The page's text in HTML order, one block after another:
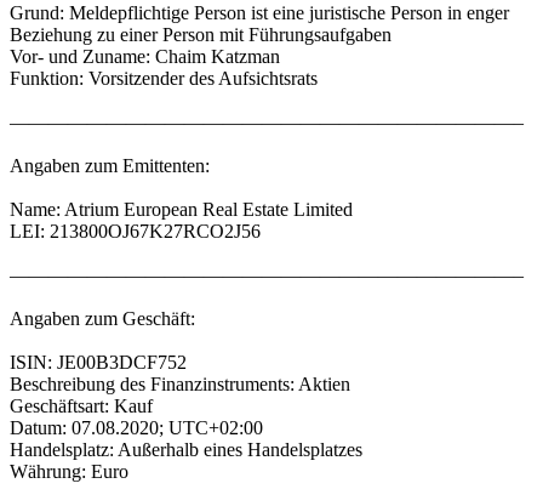
Grund: Meldepflichtige Person ist eine juristische Person in enger
Beziehung zu einer Person mit Führungsaufgaben
Vor- und Zuname: Chaim Katzman
Funktion: Vorsitzender des Aufsichtsrats
——————————————————————————–
Angaben zum Emittenten:
Name: Atrium European Real Estate Limited
LEI: 213800OJ67K27RCO2J56
——————————————————————————–
Angaben zum Geschäft:
ISIN: JE00B3DCF752
Beschreibung des Finanzinstruments: Aktien
Geschäftsart: Kauf
Datum: 07.08.2020; UTC+02:00
Handelsplatz: Außerhalb eines Handelsplatzes
Währung: Euro